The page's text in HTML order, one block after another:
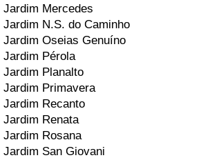
Jardim Mercedes
Jardim N.S. do Caminho
Jardim Oseias Genuíno
Jardim Pérola
Jardim Planalto
Jardim Primavera
Jardim Recanto
Jardim Renata
Jardim Rosana
Jardim San Giovani